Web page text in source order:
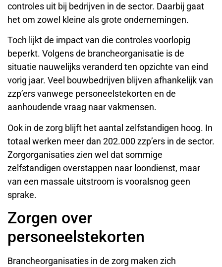
controles uit bij bedrijven in de sector. Daarbij gaat
het om zowel kleine als grote ondernemingen.
Toch lijkt de impact van die controles voorlopig
beperkt. Volgens de brancheorganisatie is de
situatie nauwelijks veranderd ten opzichte van eind
vorig jaar. Veel bouwbedrijven blijven afhankelijk van
zzp’ers vanwege personeelstekorten en de
aanhoudende vraag naar vakmensen.
Ook in de zorg blijft het aantal zelfstandigen hoog. In
totaal werken meer dan 202.000 zzp’ers in de sector.
Zorgorganisaties zien wel dat sommige
zelfstandigen overstappen naar loondienst, maar
van een massale uitstroom is vooralsnog geen
sprake.
Zorgen over
personeelstekorten
Brancheorganisaties in de zorg maken zich